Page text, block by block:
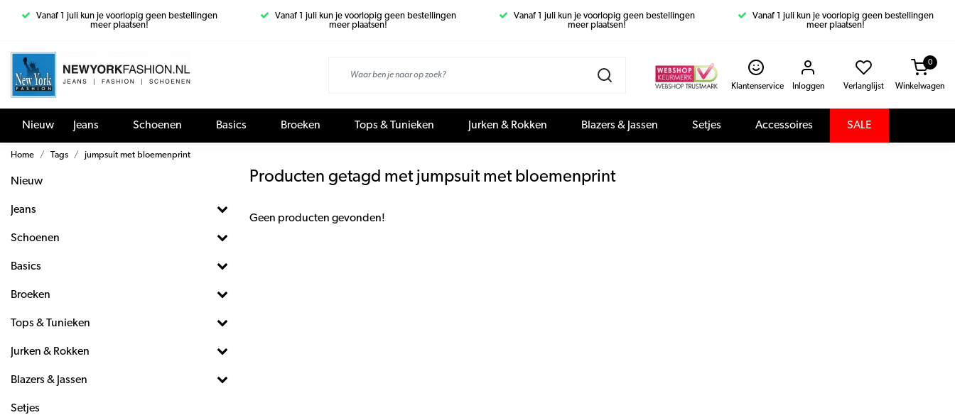
Vanaf 1 juli kun je voorlopig geen bestellingen
meer plaatsen!
Vanaf 1 juli kun je voorlopig geen bestellingen
meer plaatsen!
Vanaf 1 juli kun je voorlopig geen bestellingen
meer plaatsen!
Vanaf 1 juli kun je voorlopig geen bestellingen
meer plaatsen!
Klantenservice Inloggen Verlanglijst Winkelwagen
0
Nieuw Jeans Schoenen Basics Broeken Tops & Tunieken Jurken & Rokken Blazers & Jassen Setjes Accessoires SALE
Home Tags jumpsuit met bloemenprint
Nieuw
Jeans
Schoenen
Basics
Broeken
Tops & Tunieken
Jurken & Rokken
Blazers & Jassen
Setjes
Producten getagd met jumpsuit met bloemenprint
Geen producten gevonden!